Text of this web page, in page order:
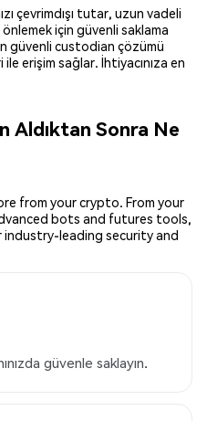
çevrimdışı tutar, uzun vadeli
için güvenli saklama
güvenli custodian çözümü
erişim sağlar. İhtiyacınıza en
Aldıktan Sonra Ne
from your crypto. From your
bots and futures tools,
leading security and
güvenle saklayın.